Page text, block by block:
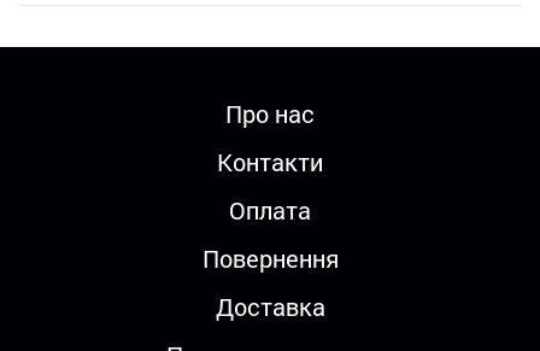
Про нас
Контакти
Оплата
Повернення
Доставка